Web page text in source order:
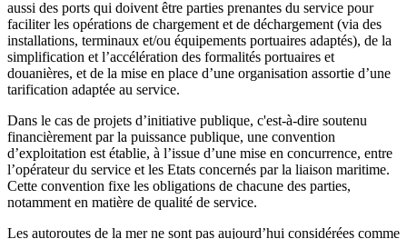
aussi des ports qui doivent être parties prenantes du service pour
faciliter les opérations de chargement et de déchargement (via des
installations, terminaux et/ou équipements portuaires adaptés), de la
simplification et l’accélération des formalités portuaires et
douanières, et de la mise en place d’une organisation assortie d’une
tarification adaptée au service.
Dans le cas de projets d’initiative publique, c'est-à-dire soutenu
financièrement par la puissance publique, une convention
d’exploitation est établie, à l’issue d’une mise en concurrence, entre
l’opérateur du service et les Etats concernés par la liaison maritime.
Cette convention fixe les obligations de chacune des parties,
notamment en matière de qualité de service.
Les autoroutes de la mer ne sont pas aujourd’hui considérées comme